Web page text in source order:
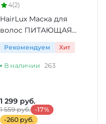
4(2)
HairLux Маска для
волос ПИТАЮЩАЯ
ОКРАШИВАЮЩАЯ
(ЗОЛОТО)
Рекомендуем Хит
В наличии 263
1 299 руб.
1 559 руб. -17%
-260 руб.